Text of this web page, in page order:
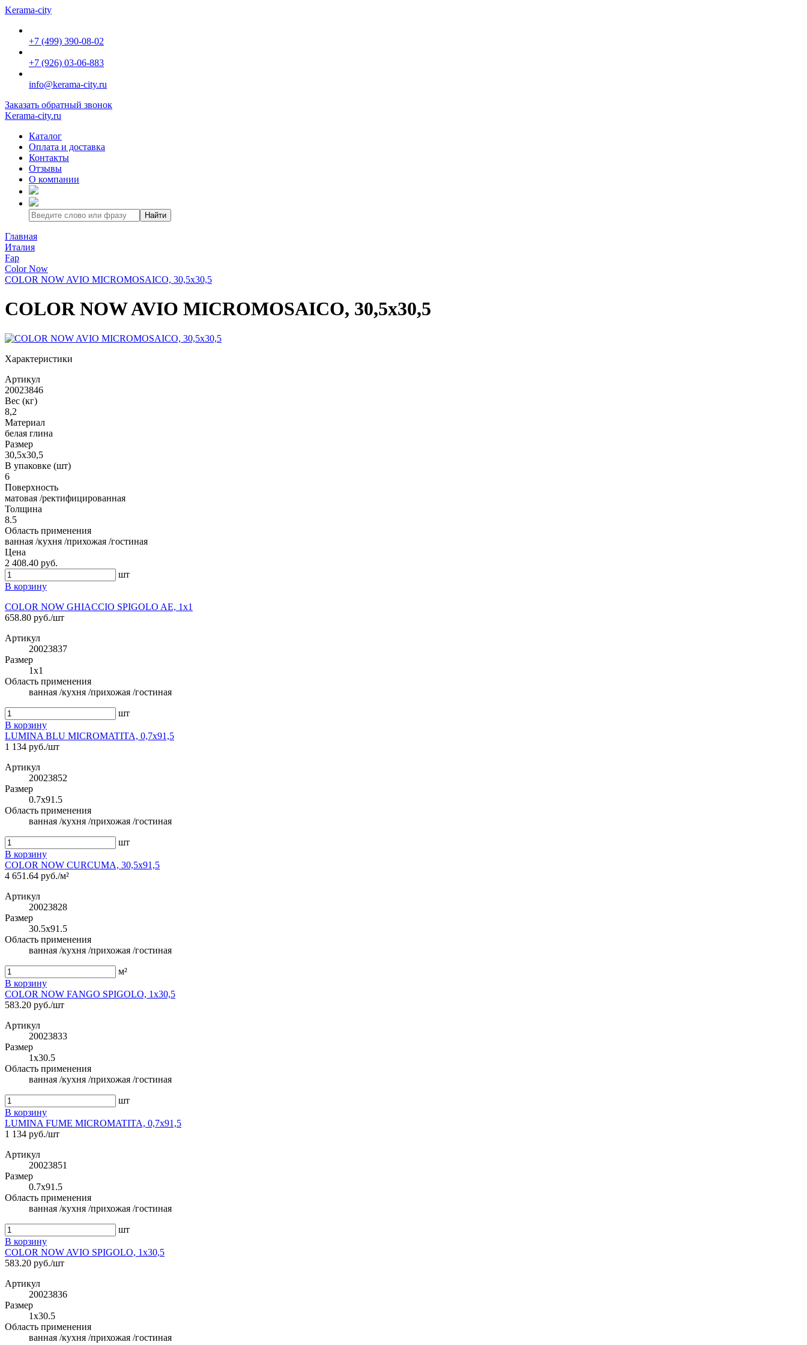
Kerama-city
+7 (499) 390-08-02
+7 (926) 03-06-883
info@kerama-city.ru
Заказать обратный звонок
Kerama-city.ru
Каталог
Оплата и доставка
Контакты
Отзывы
О компании
Найти
Главная
Италия
Fap
Color Now
COLOR NOW AVIO MICROMOSAICO, 30,5x30,5
COLOR NOW AVIO MICROMOSAICO, 30,5x30,5
Характеристики
Артикул
20023846
Вес (кг)
8,2
Материал
белая глина
Размер
30,5x30,5
В упаковке (шт)
6
Поверхность
матовая /ректифицированная
Толщина
8.5
Область применения
ванная /кухня /прихожая /гостиная
Цена
2 408.40 руб.
шт
В корзину
COLOR NOW GHIACCIO SPIGOLO AE, 1x1
658.80 руб./шт
Артикул
20023837
Размер
1x1
Область применения
ванная /кухня /прихожая /гостиная
шт
В корзину
LUMINA BLU MICROMATITA, 0,7x91,5
1 134 руб./шт
Артикул
20023852
Размер
0.7x91.5
Область применения
ванная /кухня /прихожая /гостиная
шт
В корзину
COLOR NOW CURCUMA, 30,5x91,5
4 651.64 руб./м²
Артикул
20023828
Размер
30.5x91.5
Область применения
ванная /кухня /прихожая /гостиная
м²
В корзину
COLOR NOW FANGO SPIGOLO, 1x30,5
583.20 руб./шт
Артикул
20023833
Размер
1x30.5
Область применения
ванная /кухня /прихожая /гостиная
шт
В корзину
LUMINA FUME MICROMATITA, 0,7x91,5
1 134 руб./шт
Артикул
20023851
Размер
0.7x91.5
Область применения
ванная /кухня /прихожая /гостиная
шт
В корзину
COLOR NOW AVIO SPIGOLO, 1x30,5
583.20 руб./шт
Артикул
20023836
Размер
1x30.5
Область применения
ванная /кухня /прихожая /гостиная